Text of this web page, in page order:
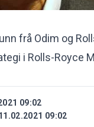
frå Odim og
i Rolls-Royce
09:02
09:02